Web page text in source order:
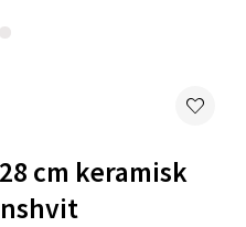
cm keramisk
Mo i Rana